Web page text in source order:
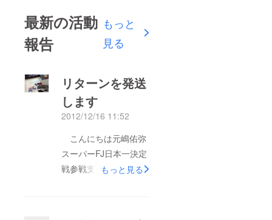
最新の活動
報告
もっと
見る
リターンを発送
します
2012/12/16 11:52
こんにちは元嶋佑弥
スーパーFJ日本一決定
戦参戦支援プロジェク
もっと見る